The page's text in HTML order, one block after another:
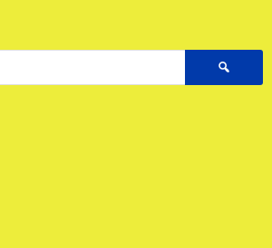
Suchen